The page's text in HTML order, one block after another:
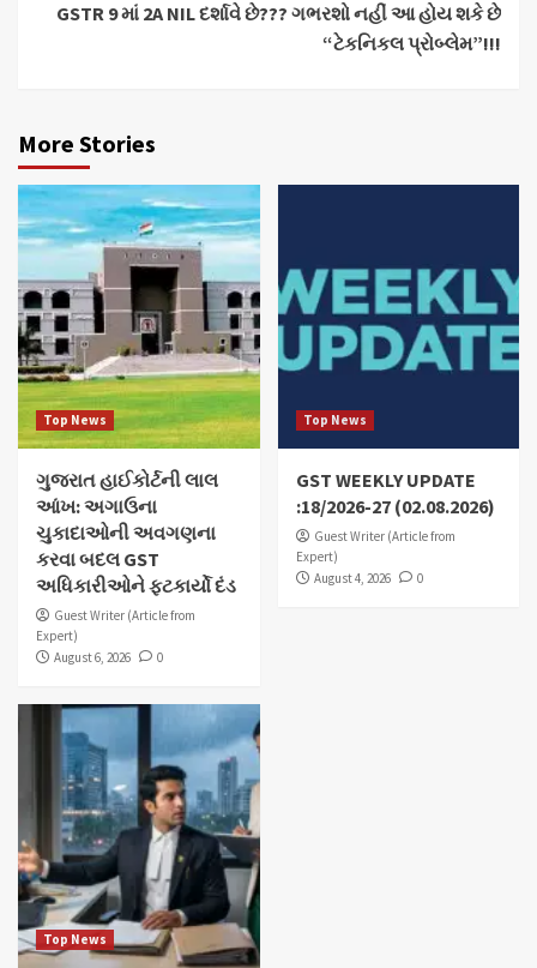
GSTR 9 માં 2A NIL દર્શાવે છે??? ગભરશો નહીં આ હોય શકે છે
“ટેકનિકલ પ્રોબ્લેમ”!!!
More Stories
Top News
ગુજરાત હાઈકોર્ટની લાલ
આંખ: અગાઉના
ચુકાદાઓની અવગણના
કરવા બદલ GST
અધિકારીઓને ફટકાર્યો દંડ
Guest Writer (Article from
Expert)
August 6, 2026
0
Top News
GST WEEKLY UPDATE
:18/2026-27 (02.08.2026)
Guest Writer (Article from
Expert)
August 4, 2026
0
Top News